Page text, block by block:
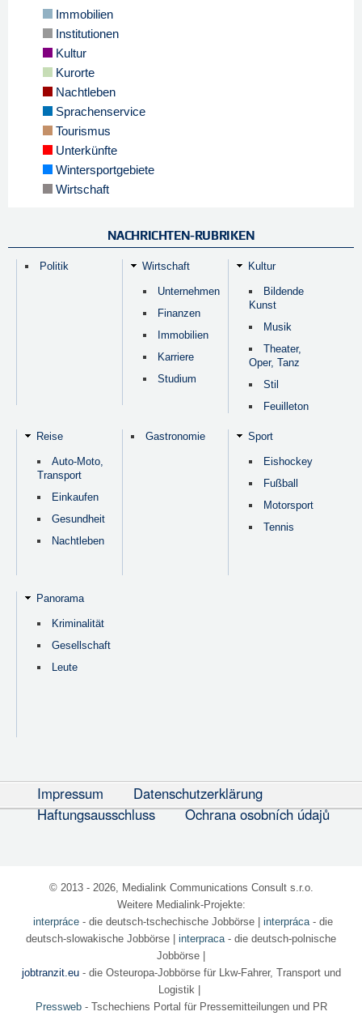
Immobilien
Institutionen
Kultur
Kurorte
Nachtleben
Sprachenservice
Tourismus
Unterkünfte
Wintersportgebiete
Wirtschaft
NACHRICHTEN-RUBRIKEN
Politik Wirtschaft
Unternehmen
Finanzen
Immobilien
Karriere
Studium
Kultur
Bildende
Kunst
Musik
Theater,
Oper, Tanz
Stil
Feuilleton
Reise
Auto-Moto,
Transport
Einkaufen
Gesundheit
Nachtleben
Gastronomie Sport
Eishockey
Fußball
Motorsport
Tennis
Panorama
Kriminalität
Gesellschaft
Leute
Impressum
Datenschutzerklärung
Haftungsausschluss
Ochrana osobních údajů
© 2013 - 2026, Medialink Communications Consult s.r.o.
Weitere Medialink-Projekte:
interpráce- die deutsch-tschechische Jobbörse| interpráca- die
deutsch-slowakische Jobbörse | interpraca- die deutsch-polnische
Jobbörse |
jobtranzit.eu- die Osteuropa-Jobbörse für Lkw-Fahrer, Transport und
Logistik |
Pressweb- Tschechiens Portal für Pressemitteilungen und PR